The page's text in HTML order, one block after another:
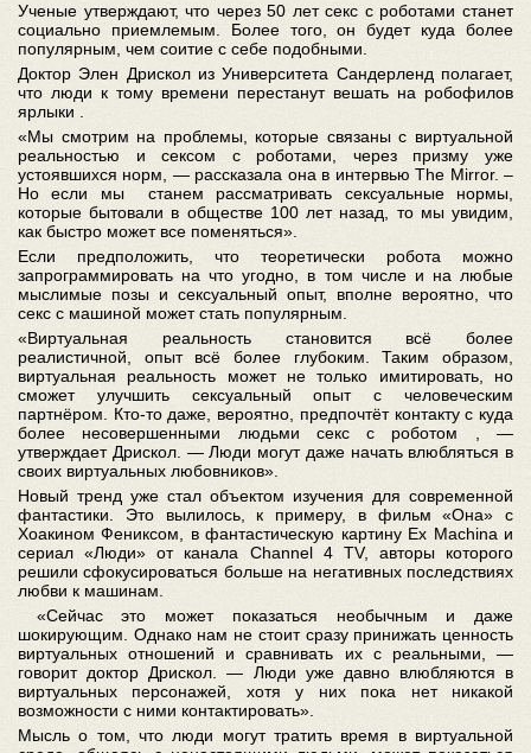
Ученые утверждают, что через 50 лет секс с роботами станет
социально приемлемым. Более того, он будет куда более
популярным, чем соитие с себе подобными.
Доктор Элен Дрискол из Университета Сандерленд полагает,
что люди к тому времени перестанут вешать на робофилов
ярлыки .
«Мы смотрим на проблемы, которые связаны с виртуальной
реальностью и сексом с роботами, через призму уже
устоявшихся норм, — рассказала она в интервью The Mirror. –
Но если мы станем рассматривать сексуальные нормы,
которые бытовали в обществе 100 лет назад, то мы увидим,
как быстро может все поменяться».
Если предположить, что теоретически робота можно
запрограммировать на что угодно, в том числе и на любые
мыслимые позы и сексуальный опыт, вполне вероятно, что
секс с машиной может стать популярным.
«Виртуальная реальность становится всё более
реалистичной, опыт всё более глубоким. Таким образом,
виртуальная реальность может не только имитировать, но
сможет улучшить сексуальный опыт с человеческим
партнёром. Кто-то даже, вероятно, предпочтёт контакту с куда
более несовершенными людьми секс с роботом , —
утверждает Дрискол. — Люди могут даже начать влюбляться в
своих виртуальных любовников».
Новый тренд уже стал объектом изучения для современной
фантастики. Это вылилось, к примеру, в фильм «Она» с
Хоакином Фениксом, в фантастическую картину Ex Machina и
сериал «Люди» от канала Channel 4 TV, авторы которого
решили сфокусироваться больше на негативных последствиях
любви к машинам.
«Сейчас это может показаться необычным и даже
шокирующим. Однако нам не стоит сразу принижать ценность
виртуальных отношений и сравнивать их с реальными, —
говорит доктор Дрискол. — Люди уже давно влюбляются в
виртуальных персонажей, хотя у них пока нет никакой
возможности с ними контактировать».
Мысль о том, что люди могут тратить время в виртуальной